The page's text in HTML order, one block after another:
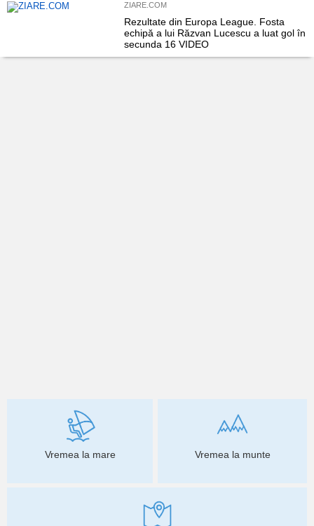
ZIARE.COM
Rezultate din Europa League. Fosta
echipă a lui Răzvan Lucescu a luat gol în
secunda 16 VIDEO
Vremea la mare Vremea la munte